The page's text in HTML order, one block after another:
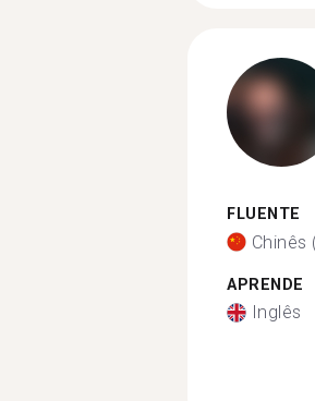
FLUENTE
Chinês
APRENDE
Inglês